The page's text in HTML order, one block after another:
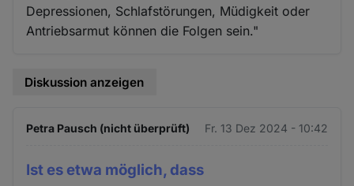
Depressionen, Schlafstörungen, Müdigkeit oder
Antriebsarmut können die Folgen sein."
Diskussion anzeigen
Petra Pausch (nicht überprüft) Fr. 13 Dez 2024 - 10:42
Ist es etwa möglich, dass